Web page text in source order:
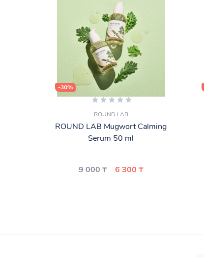
-30%
ROUND LAB
ROUND LAB Mugwort Calming
Serum 50 ml
9 000 ₸ 6 300 ₸